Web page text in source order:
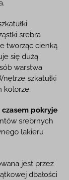
srebra
tworząc cienką
się dużą
warstwa
szkatułki
kolorze.
pokryje
srebrnych
lakieru
jest przez
dbałości